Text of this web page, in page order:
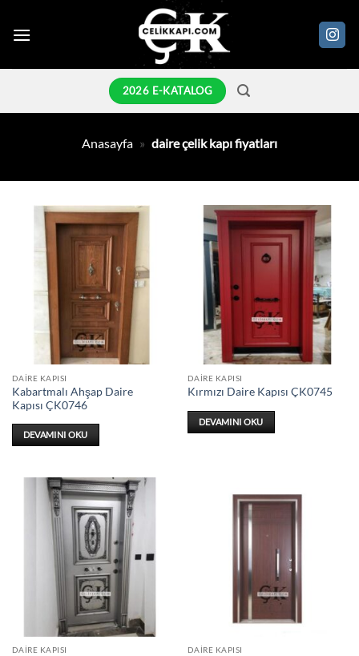
atla
2026 E-KATALOG
Anasayfa » daire çelik kapı fiyatları
DAIRE KAPISI
Kabartmalı Ahşap Daire
Kapısı ÇK0746
DEVAMINI OKU
DAIRE KAPISI
Kırmızı Daire Kapısı ÇK0745
DEVAMINI OKU
DAIRE KAPISI DAIRE KAPISI